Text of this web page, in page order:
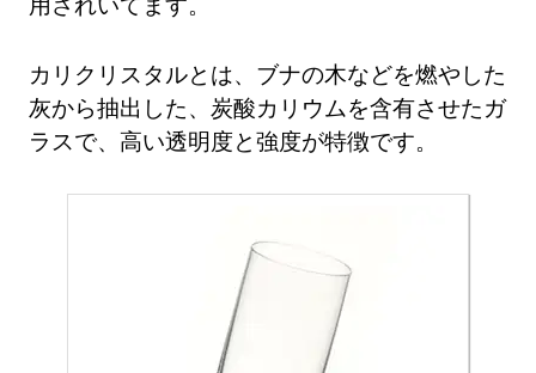
カリクリスタルとは、ブナの木などを燃やした
灰から抽出した、炭酸カリウムを含有させたガ
ラスで、高い透明度と強度が特徴です。